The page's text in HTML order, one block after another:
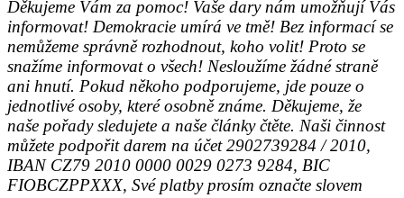
Děkujeme Vám za pomoc! Vaše dary nám umožňují Vás
informovat! Demokracie umírá ve tmě! Bez informací se
nemůžeme správně rozhodnout, koho volit! Proto se
snažíme informovat o všech! Nesloužíme žádné straně
ani hnutí. Pokud někoho podporujeme, jde pouze o
jednotlivé osoby, které osobně známe. Děkujeme, že
naše pořady sledujete a naše články čtěte. Naši činnost
můžete podpořit darem na účet 2902739284 / 2010,
IBAN CZ79 2010 0000 0029 0273 9284, BIC
FIOBCZPPXXX, Své platby prosím označte slovem